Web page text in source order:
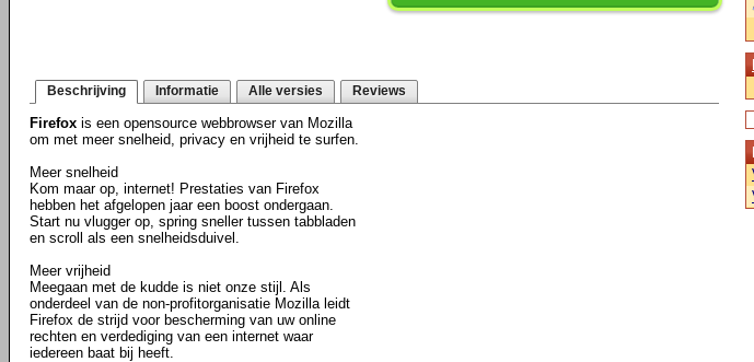
Beschrijving Informatie Alle versies Reviews
Firefox is een opensource webbrowser van Mozilla
om met meer snelheid, privacy en vrijheid te surfen.
Meer snelheid
Kom maar op, internet! Prestaties van Firefox
hebben het afgelopen jaar een boost ondergaan.
Start nu vlugger op, spring sneller tussen tabbladen
en scroll als een snelheidsduivel.
Meer vrijheid
Meegaan met de kudde is niet onze stijl. Als
onderdeel van de non-profitorganisatie Mozilla leidt
Firefox de strijd voor bescherming van uw online
rechten en verdediging van een internet waar
iedereen baat bij heeft.